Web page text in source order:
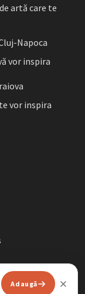
artă care te
Napoca
vor inspira
vor inspira
Adaugă